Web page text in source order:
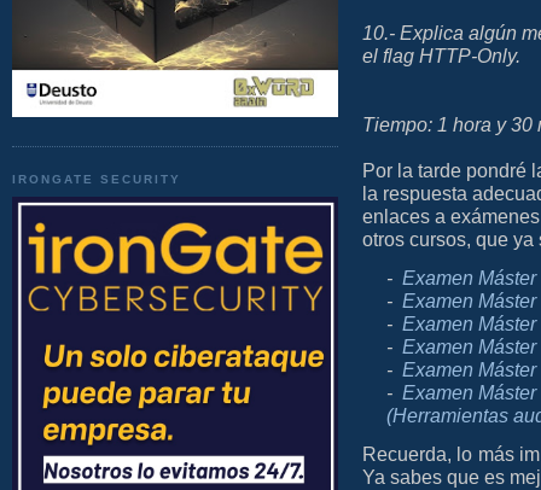
IRONGATE SECURITY
10.- Explica algún
el flag HTTP-Only.
Tiempo: 1 hora y 30
Por la tarde pondré
la respuesta
enlaces a
otros cursos, que
- Examen
- Examen
- Examen
- Examen
- Examen
- Examen
(Herramientas
Recuerda, lo más
Ya sabes que es